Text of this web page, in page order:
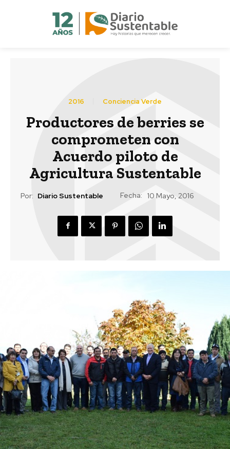
2016 Conciencia Verde
Productores de berries se
comprometen con
Acuerdo piloto de
Agricultura Sustentable
Por: Diario Sustentable Fecha: 10 Mayo, 2016